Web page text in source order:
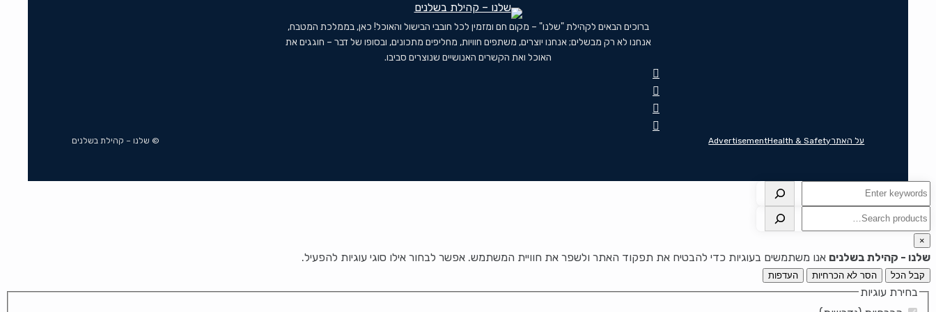
ברוכים הבאים לקהילת "שלנו" – מקום חם ומזמין לכל חובבי הבישול והאוכל! כאן, בממלכת המטבח,
אנחנו לא רק מבשלים; אנחנו יוצרים, משתפים חוויות, מחליפים מתכונים, ובסופו של דבר – חוגגים את
האוכל ואת הקשרים האנושיים שנוצרים סביבו.
על האתרHealth & Safety
Advertisement © שלנו – קהילת בשלנים
חיפוש
חיפוש
×
שלנו - קהילת בשלנים אנו משתמשים בעוגיות כדי להבטיח את תפקוד האתר ולשפר את חוויית המשתמש. אפשר לבחור אילו סוגי עוגיות להפעיל.
קבל הכל הסר לא הכרחיות העדפות
בחירת עוגיות